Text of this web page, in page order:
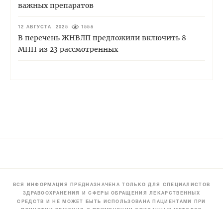
важных препаратов
12 АВГУСТА 2025 1558
В перечень ЖНВЛП предложили включить 8
МНН из 23 рассмотренных
ВСЯ ИНФОРМАЦИЯ ПРЕДНАЗНАЧЕНА ТОЛЬКО ДЛЯ СПЕЦИАЛИСТОВ
ЗДРАВООХРАНЕНИЯ И СФЕРЫ ОБРАЩЕНИЯ ЛЕКАРСТВЕННЫХ
СРЕДСТВ И НЕ МОЖЕТ БЫТЬ ИСПОЛЬЗОВАНА ПАЦИЕНТАМИ ПРИ